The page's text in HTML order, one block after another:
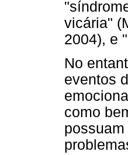
vicária"
2004), e
No
eventos
como